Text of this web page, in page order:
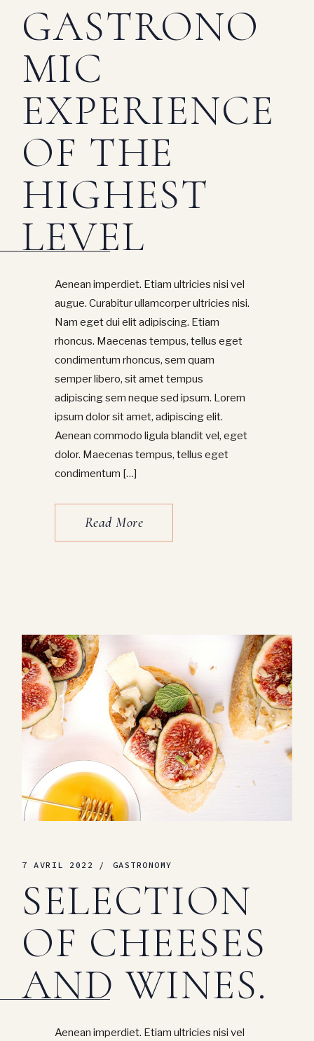
GASTRONO
MIC
EXPERIENCE
OF THE
HIGHEST
LEVEL
Aenean imperdiet. Etiam ultricies nisi vel
augue. Curabitur ullamcorper ultricies nisi.
Nam eget dui elit adipiscing. Etiam
rhoncus. Maecenas tempus, tellus eget
condimentum rhoncus, sem quam
semper libero, sit amet tempus
adipiscing sem neque sed ipsum. Lorem
ipsum dolor sit amet, adipiscing elit.
Aenean commodo ligula blandit vel, eget
dolor. Maecenas tempus, tellus eget
condimentum […]
Read More
7 AVRIL 2022 GASTRONOMY
SELECTION
OF CHEESES
AND WINES.
Aenean imperdiet. Etiam ultricies nisi vel